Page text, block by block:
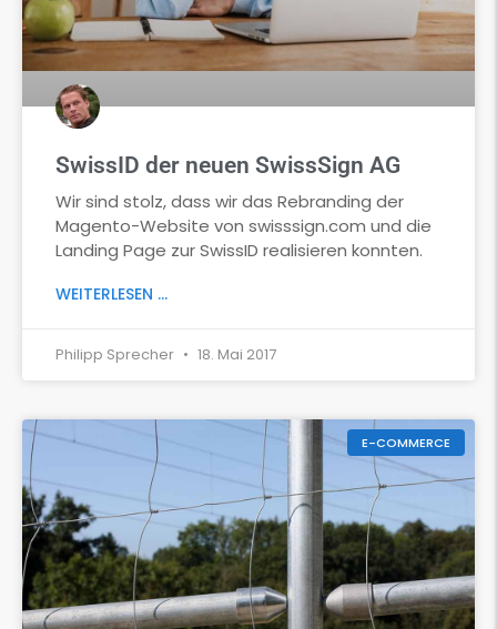
SwissID der neuen SwissSign AG
Wir sind stolz, dass wir das Rebranding der
Magento-Website von swisssign.com und die
Landing Page zur SwissID realisieren konnten.
WEITERLESEN ...
Philipp Sprecher 18. Mai 2017
E-COMMERCE